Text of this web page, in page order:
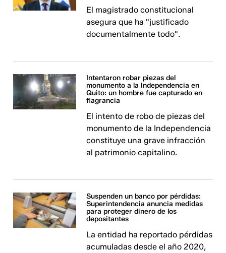
El magistrado constitucional
asegura que ha "justificado
documentalmente todo".
Intentaron robar piezas del
monumento a la Independencia en
Quito: un hombre fue capturado en
flagrancia
El intento de robo de piezas del
monumento de la Independencia
constituye una grave infracción
al patrimonio capitalino.
Suspenden un banco por pérdidas:
Superintendencia anuncia medidas
para proteger dinero de los
depositantes
La entidad ha reportado pérdidas
acumuladas desde el año 2020,